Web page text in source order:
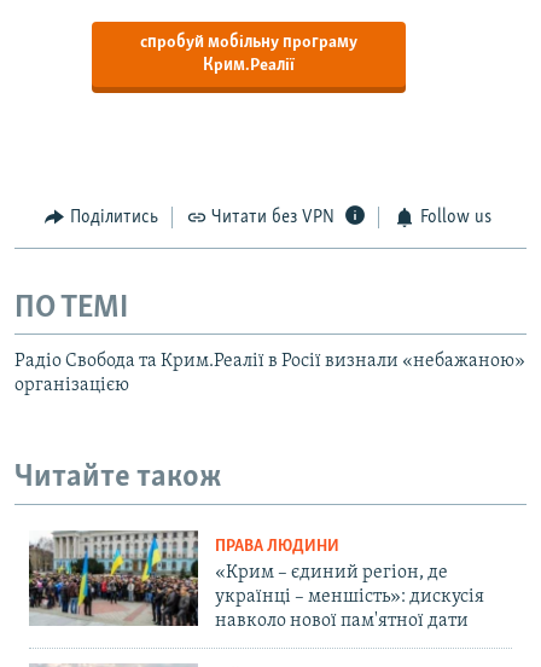
спробуй мобільну програму
Крим.Реалії
Поділитись Читати без VPN Follow us
ПО ТЕМІ
Радіо Свобода та Крим.Реалії в Росії визнали «небажаною»
організацією
Читайте також
ПРАВА ЛЮДИНИ
«Крим – єдиний регіон, де
українці – меншість»: дискусія
навколо нової пам'ятної дати